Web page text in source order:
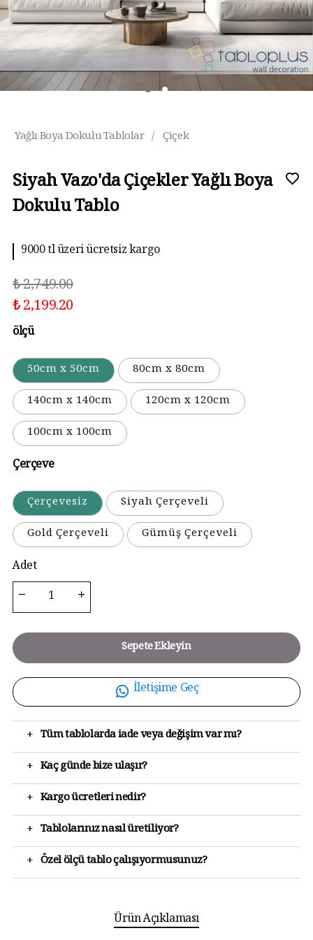
Yağlı Boya Dokulu Tablolar / Çiçek
Siyah Vazo'da Çiçekler Yağlı Boya
Dokulu Tablo
10 aya kadar taksit imkanı
₺ 2,749.00
₺ 2,199.20
ölçü
50cm x 50cm
80cm x 80cm
140cm x 140cm
120cm x 120cm
100cm x 100cm
Çerçeve
Çerçevesiz
Siyah Çerçeveli
Gold Çerçeveli
Gümüş Çerçeveli
Adet
Sepete Ekleyin
İletişime Geç
+ Tüm tablolarda iade veya değişim var mı?
+ Kaç günde bize ulaşır?
+ Kargo ücretleri nedir?
+ Tablolarınız nasıl üretiliyor?
+ Özel ölçü tablo çalışıyormusunuz?
Ürün Açıklaması